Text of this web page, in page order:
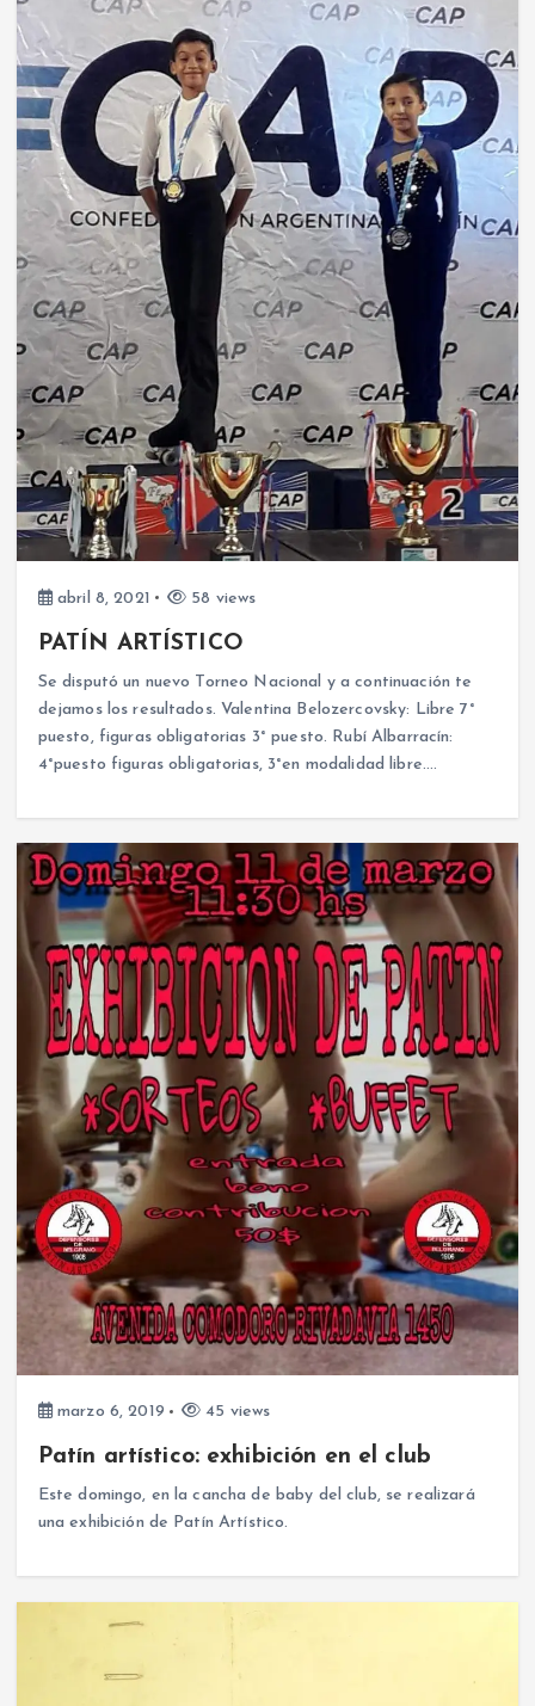
abril 8, 2021 58 views
PATÍN ARTÍSTICO
Se disputó un nuevo Torneo Nacional y a continuación te
dejamos los resultados. Valentina Belozercovsky: Libre 7°
puesto, figuras obligatorias 3° puesto. Rubí Albarracín:
4°puesto figuras obligatorias, 3°en modalidad libre.…
marzo 6, 2019 45 views
Patín artístico: exhibición en el club
Este domingo, en la cancha de baby del club, se realizará
una exhibición de Patín Artístico.